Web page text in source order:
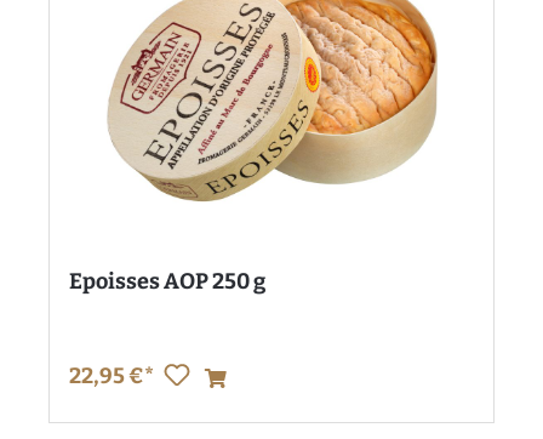
Epoisses AOP 250 g
22,95 €*